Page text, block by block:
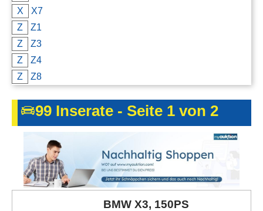
X
X7
Z
Z1
Z
Z3
Z
Z4
Z
Z8
99 Inserate - Seite 1 von 2
BMW X3, 150PS